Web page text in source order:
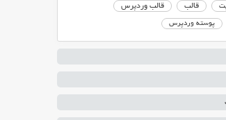
قالب قالب وردپرس
پوسته وردپرس